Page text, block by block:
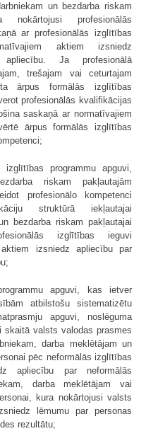
un bezdarba riskam
nokārtojusi profesionālās
ar profesionālās izglītības
aktiem izsniedz
apliecību. Ja profesionālā
trešajam vai ceturtajam
ārpus formālās izglītības
profesionālās kvalifikācijas
saskaņā ar normatīvajiem
ārpus formālās izglītības
izglītības programmu apguvi,
riskam pakļautajām
profesionālo kompetenci
struktūrā iekļautajai
bezdarba riskam pakļautajai
izglītības ieguvi
izsniedz apliecību par
apguvi, kas ietver
atbilstošu sistematizētu
apguvi, noslēguma
skaitā valsts valodas prasmes
darba meklētājam un
pēc neformālās izglītības
apliecību par neformālās
darba meklētājam vai
kura nokārtojusi valsts
lēmumu par personas
rezultātu;